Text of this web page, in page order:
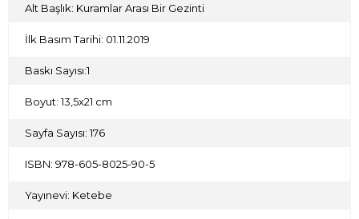
Alt Başlık: Kuramlar Arası Bir Gezinti
İlk Basım Tarihi: 01.11.2019
Baskı Sayısı:1
Boyut: 13,5x21 cm
Sayfa Sayısı: 176
ISBN: 978-605-8025-90-5
Yayınevi: Ketebe